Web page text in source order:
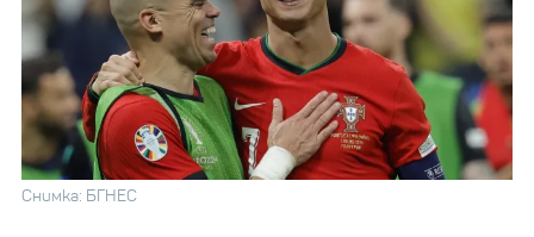
Снимка: БГНЕС